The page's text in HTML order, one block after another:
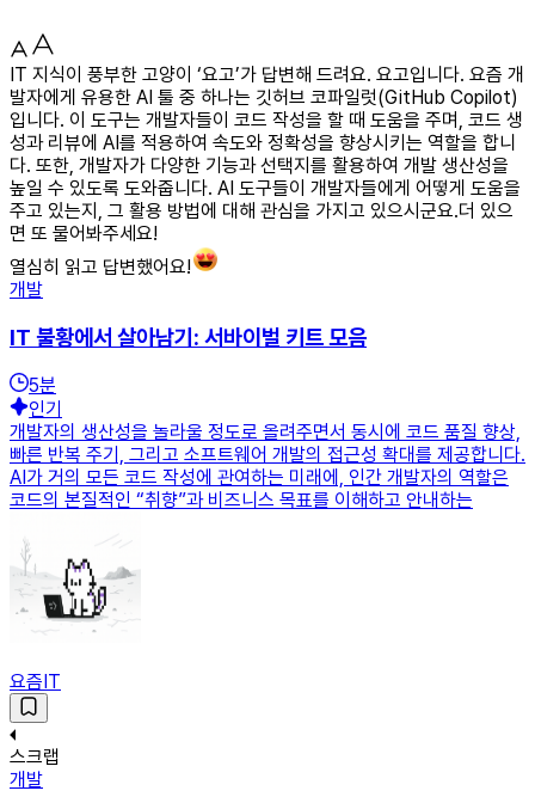
IT 지식이 풍부한 고양이 ‘요고’가 답변해 드려요. 요고입니다. 요즘 개
발자에게 유용한 AI 툴 중 하나는 깃허브 코파일럿(GitHub Copilot)
입니다. 이 도구는 개발자들이 코드 작성을 할 때 도움을 주며, 코드 생
성과 리뷰에 AI를 적용하여 속도와 정확성을 향상시키는 역할을 합니
다. 또한, 개발자가 다양한 기능과 선택지를 활용하여 개발 생산성을
높일 수 있도록 도와줍니다. AI 도구들이 개발자들에게 어떻게 도움을
주고 있는지, 그 활용 방법에 대해 관심을 가지고 있으시군요.더 있으
면 또 물어봐주세요!
열심히 읽고 답변했어요!
개발
IT 불황에서 살아남기: 서바이벌 키트 모음
5분
인기
개발자의 생산성을 놀라울 정도로 올려주면서 동시에 코드 품질 향상,
빠른 반복 주기, 그리고 소프트웨어 개발의 접근성 확대를 제공합니다.
AI가 거의 모든 코드 작성에 관여하는 미래에, 인간 개발자의 역할은
코드의 본질적인 “취향”과 비즈니스 목표를 이해하고 안내하는
요즘IT
스크랩
개발